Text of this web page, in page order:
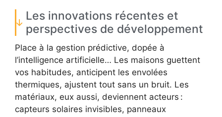
Les innovations récentes et
perspectives de développement
Place à la gestion prédictive, dopée à
l’intelligence artificielle… Les maisons guettent
vos habitudes, anticipent les envolées
thermiques, ajustent tout sans un bruit. Les
matériaux, eux aussi, deviennent acteurs :
capteurs solaires invisibles, panneaux